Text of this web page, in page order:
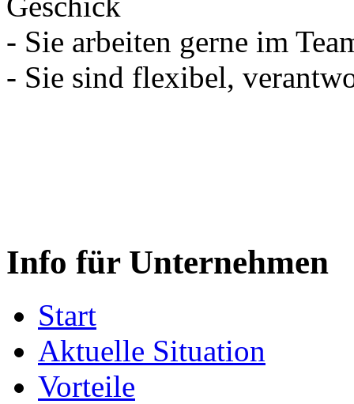
- Sie arbeiten gerne im
- Sie sind flexibel,
Info für Unternehmen
Start
Aktuelle Situation
Vorteile